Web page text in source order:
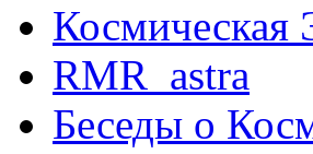
Космическая
RMR_astra
Беседы о